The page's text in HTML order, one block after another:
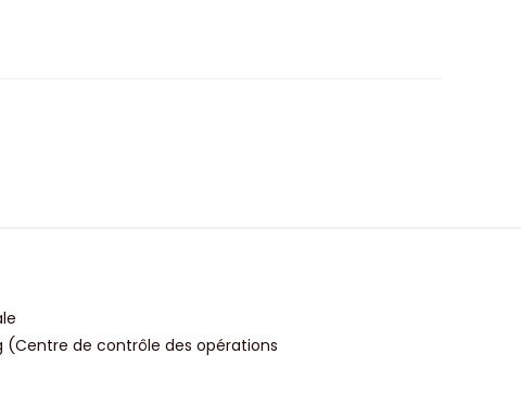
de contrôle des opérations